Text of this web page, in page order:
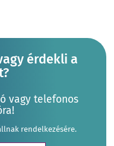
érdekli a
vagy telefonos
rendelkezésére.